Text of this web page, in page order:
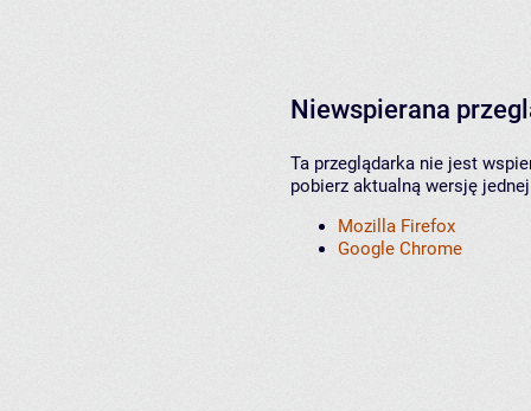
Niewspierana
Ta przeglądarka nie jest
pobierz aktualną wersję
Mozilla Firefox
Google Chrome